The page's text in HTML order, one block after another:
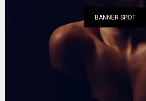
BANNER SPOT